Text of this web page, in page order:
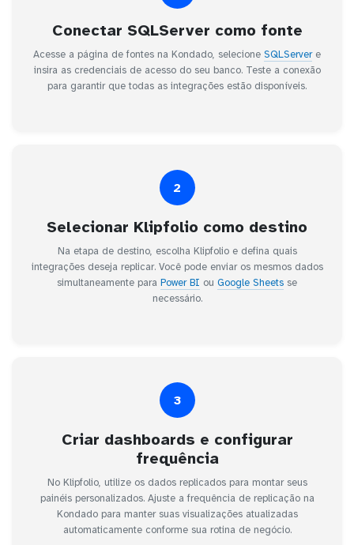
Conectar SQLServer como fonte
Acesse a página de fontes na Kondado, selecione SQLServere
insira as credenciais de acesso do seu banco. Teste a conexão
para garantir que todas as integrações estão disponíveis.
2
Selecionar Klipfolio como destino
Na etapa de destino, escolha Klipfolio e defina quais
integrações deseja replicar. Você pode enviar os mesmos dados
simultaneamente para Power BI ou Google Sheets se
necessário.
3
Criar dashboards e configurar
frequência
No Klipfolio, utilize os dados replicados para montar seus
painéis personalizados. Ajuste a frequência de replicação na
Kondado para manter suas visualizações atualizadas
automaticamente conforme sua rotina de negócio.